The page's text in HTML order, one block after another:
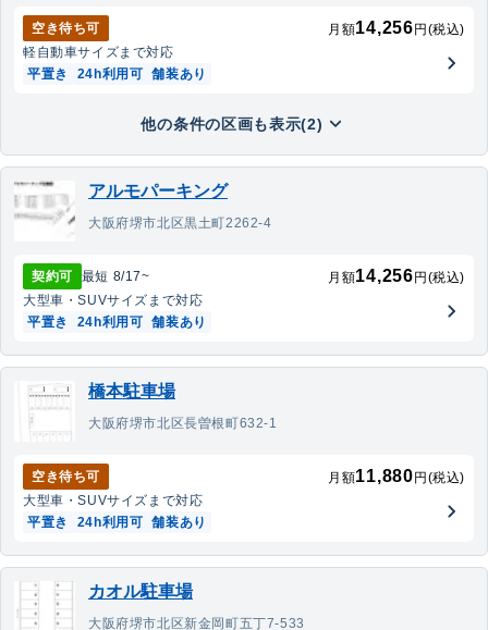
空き待ち可 月額14,256 円(税込)
軽自動車サイズまで対応
平置き
24h利用可 舗装あり
他の条件の区画も表示(2)
アルモパーキング
大阪府堺市北区黒土町2262-4
契約可 最短 8/17~ 月額14,256 円(税込)
大型車・SUVサイズまで対応
平置き
24h利用可 舗装あり
橋本駐車場
大阪府堺市北区長曽根町632-1
空き待ち可 月額11,880 円(税込)
大型車・SUVサイズまで対応
平置き
24h利用可 舗装あり
カオル駐車場
大阪府堺市北区新金岡町五丁7-533